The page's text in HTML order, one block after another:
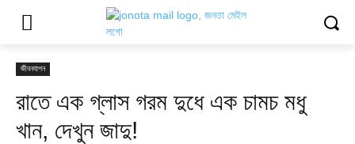
জীবনযাপন
রাতে এক গ্লাস গরম দুধে এক চামচ মধু
খান, দেখুন জাদু!